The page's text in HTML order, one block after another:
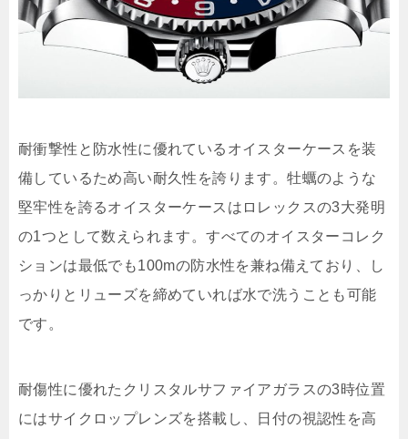
耐衝撃性と防水性に優れているオイスターケースを装
備しているため高い耐久性を誇ります。牡蠣のような
堅牢性を誇るオイスターケースはロレックスの3大発明
の1つとして数えられます。すべてのオイスターコレク
ションは最低でも100mの防水性を兼ね備えており、し
っかりとリューズを締めていれば水で洗うことも可能
です。
耐傷性に優れたクリスタルサファイアガラスの3時位置
にはサイクロップレンズを搭載し、日付の視認性を高